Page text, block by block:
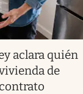
aclara quién
de